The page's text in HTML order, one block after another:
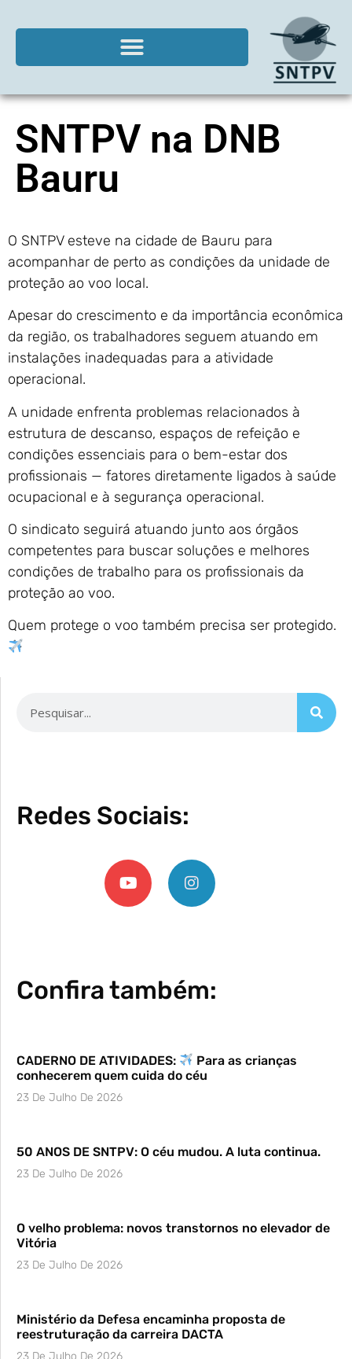
SNTPV na DNB
Bauru
O SNTPV esteve na cidade de Bauru para
acompanhar de perto as condições da unidade de
proteção ao voo local.
Apesar do crescimento e da importância econômica
da região, os trabalhadores seguem atuando em
instalações inadequadas para a atividade
operacional.
A unidade enfrenta problemas relacionados à
estrutura de descanso, espaços de refeição e
condições essenciais para o bem-estar dos
profissionais — fatores diretamente ligados à saúde
ocupacional e à segurança operacional.
O sindicato seguirá atuando junto aos órgãos
competentes para buscar soluções e melhores
condições de trabalho para os profissionais da
proteção ao voo.
Quem protege o voo também precisa ser protegido.
Redes Sociais:
Confira também:
CADERNO DE ATIVIDADES:
Para as crianças
conhecerem quem cuida do céu
23 De Julho De 2026
50 ANOS DE SNTPV: O céu mudou. A luta continua.
23 De Julho De 2026
O velho problema: novos transtornos no elevador de
Vitória
23 De Julho De 2026
Ministério da Defesa encaminha proposta de
reestruturação da carreira DACTA
23 De Julho De 2026